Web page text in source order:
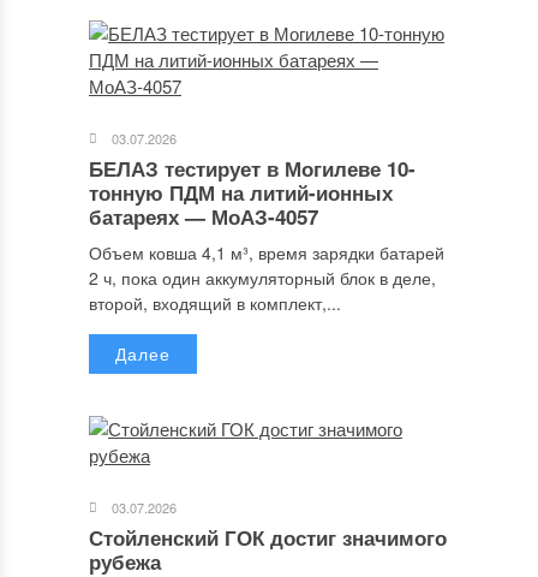
03.07.2026
БЕЛАЗ тестирует в Могилеве 10-
тонную ПДМ на литий-ионных
батареях — МоАЗ-4057
Объем ковша 4,1 м³, время зарядки батарей
2 ч, пока один аккумуляторный блок в деле,
второй, входящий в комплект,...
Далее
03.07.2026
Стойленский ГОК достиг значимого
рубежа